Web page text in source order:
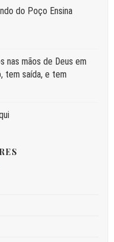
do Poço Ensina
nas mãos de Deus em
tem saída, e tem